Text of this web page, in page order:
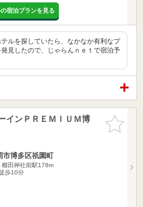
宿泊プランを見る
ルを探していたら、なかなか有利なプ
見したので、じゃらんｎｅｔで宿泊予
お気に入
りに追加
ンＰＲＥＭＩＵＭ博
市博多区祇園町
櫛田神社前駅178m
歩10分